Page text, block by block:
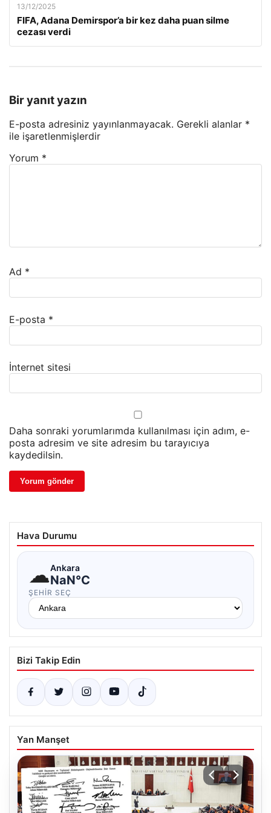
13/12/2025
FIFA, Adana Demirspor’a bir kez daha puan silme
cezası verdi
Bir yanıt yazın
E-posta adresiniz yayınlanmayacak. Gerekli alanlar *
ile işaretlenmişlerdir
Yorum *
Ad *
E-posta *
İnternet sitesi
Daha sonraki yorumlarımda kullanılması için adım, e-
posta adresim ve site adresim bu tarayıcıya
kaydedilsin.
Hava Durumu
☁Ankara
NaN°C
ŞEHIR SEÇ
Bizi Takip Edin
Yan Manşet